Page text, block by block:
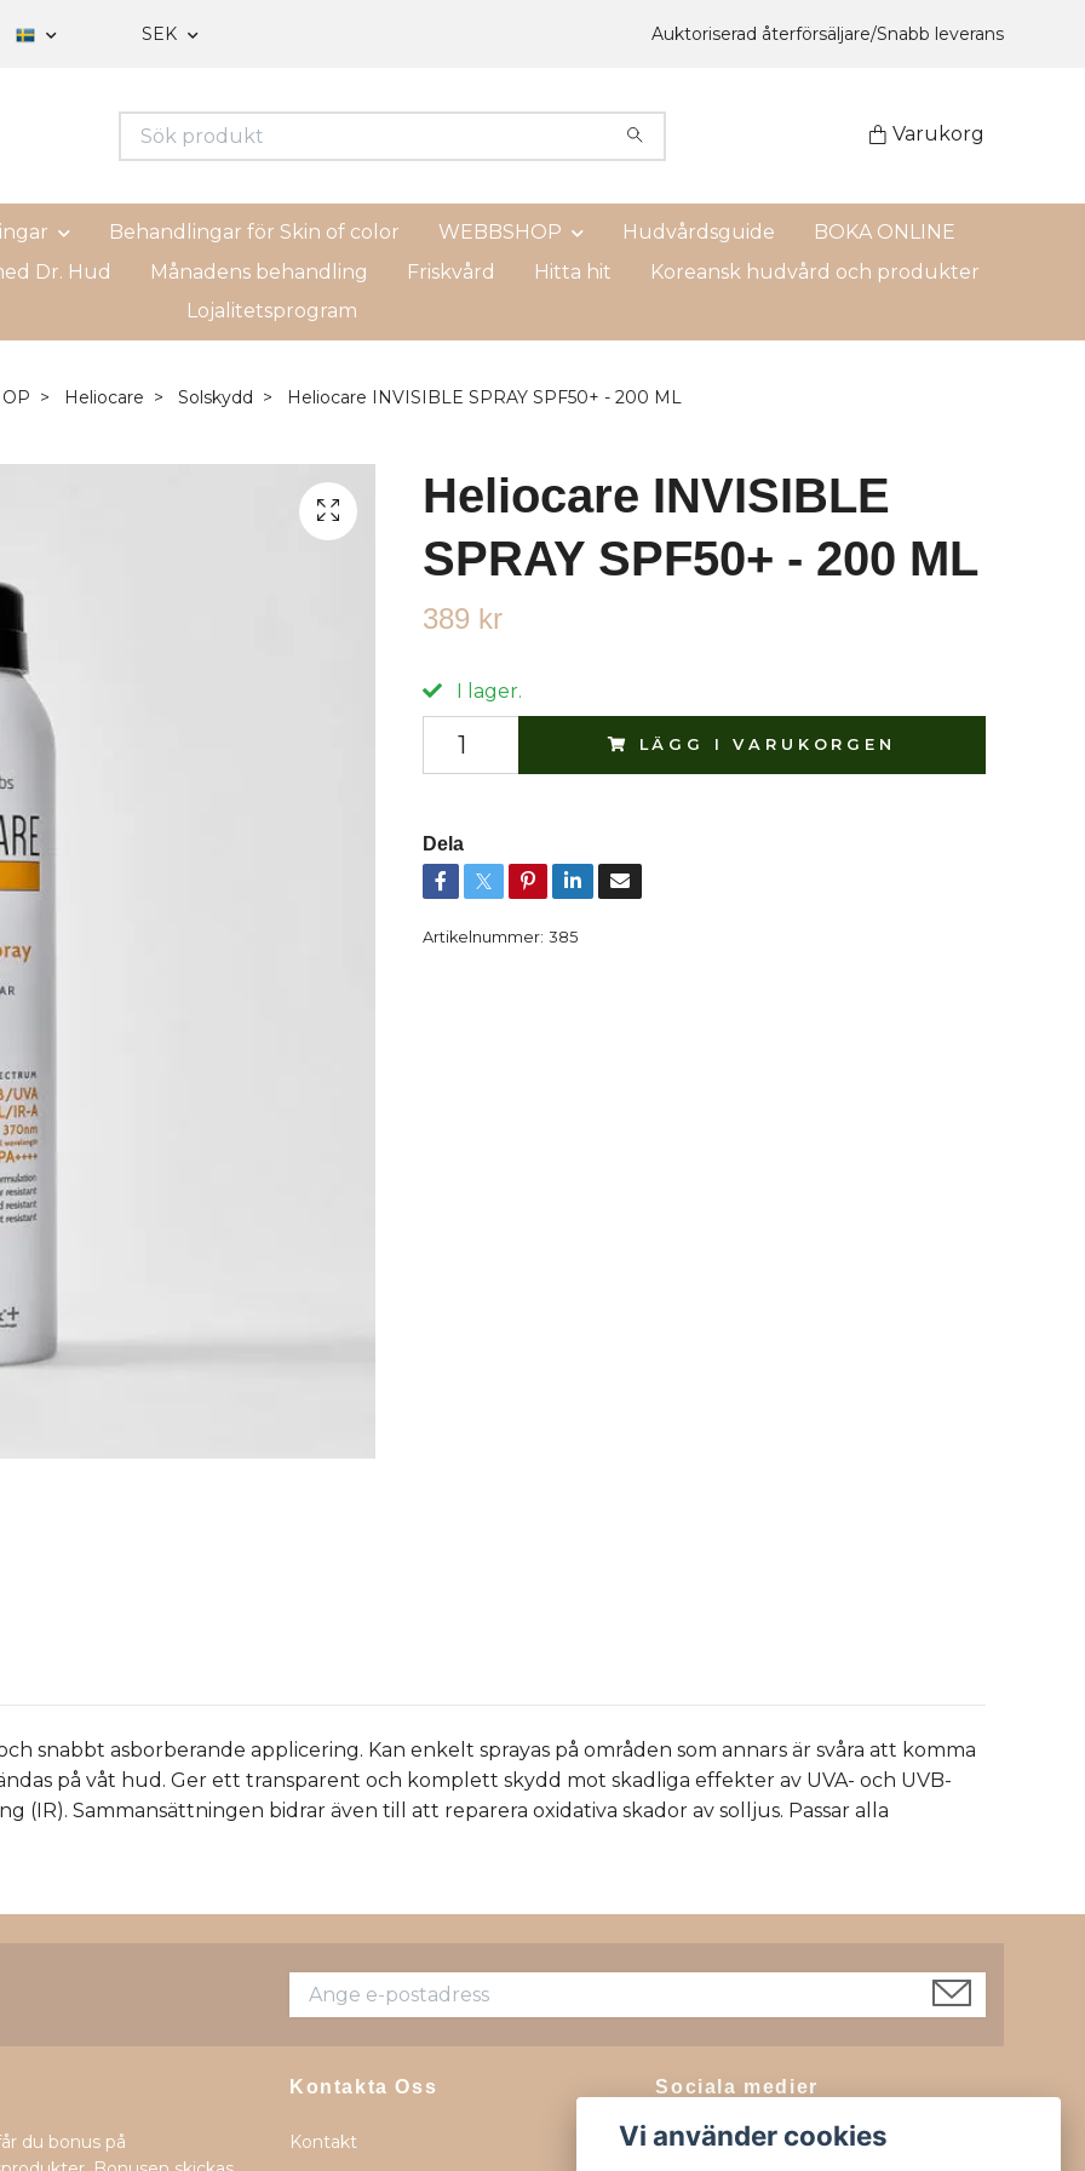
SEK Auktoriserad återförsäljare/Snabb leverans
Varukorg
Behandlingar för Skin of color WEBBSHOP Hudvårdsguide
BOKA ONLINE
Dr. Hud
Månadens behandling Friskvård Hitta hit
Koreansk hudvård och produkter
Lojalitetsprogram
Heliocare Solskydd Heliocare INVISIBLE SPRAY SPF50+ - 200 ML
Heliocare INVISIBLE
SPRAY SPF50+ - 200 ML
389 kr
I lager.
LÄGG I VARUKORGEN
Dela
Artikelnummer: 385
snabbt asborberande applicering. Kan enkelt sprayas på områden som annars är svåra att komma
på våt hud. Ger ett transparent och komplett skydd mot skadliga effekter av UVA- och UVB-
(IR). Sammansättningen bidrar även till att reparera oxidativa skador av solljus. Passar alla
du bonus på
Kontakta Oss
Kontakt
Sociala medier
Facebook
Vi använder cookies